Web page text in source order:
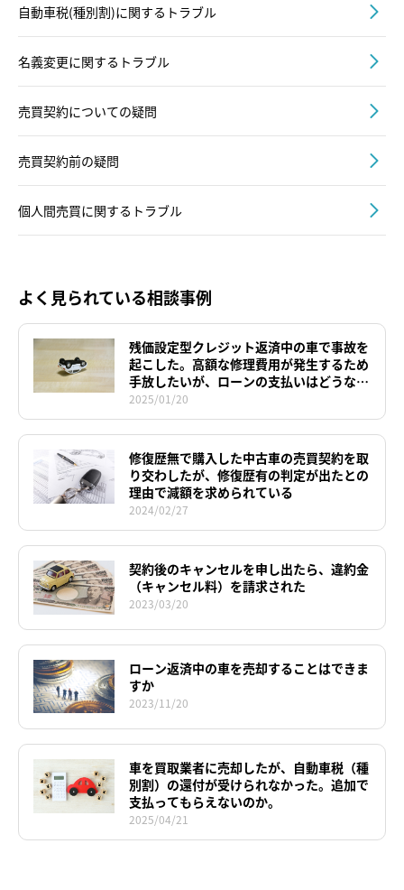
自動車税(種別割)に関するトラブル
名義変更に関するトラブル
売買契約についての疑問
売買契約前の疑問
個人間売買に関するトラブル
よく見られている相談事例
残価設定型クレジット返済中の車で事故を
起こした。高額な修理費用が発生するため
手放したいが、ローンの支払いはどうなる
のか。
2025/01/20
修復歴無で購入した中古車の売買契約を取
り交わしたが、修復歴有の判定が出たとの
理由で減額を求められている
2024/02/27
契約後のキャンセルを申し出たら、違約金
（キャンセル料）を請求された
2023/03/20
ローン返済中の車を売却することはできま
すか
2023/11/20
車を買取業者に売却したが、自動車税（種
別割）の還付が受けられなかった。追加で
支払ってもらえないのか。
2025/04/21